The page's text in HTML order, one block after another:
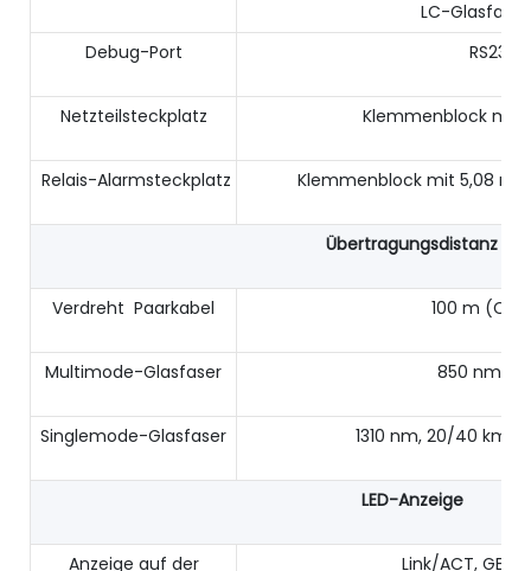
LC-
Debug-Port
RS232
Netzteilsteckplatz Klemmenblock mit
Relais-Alarmsteckplatz Klemmenblock mit 5,08
Übertragungsdistanz
Verdreht Paarkabel 100 m
Multimode-Glasfaser 850 nm,
Singlemode-Glasfaser 1310 nm, 20/40 km;
LED-Anzeige
Anzeige auf der
Link/ACT,